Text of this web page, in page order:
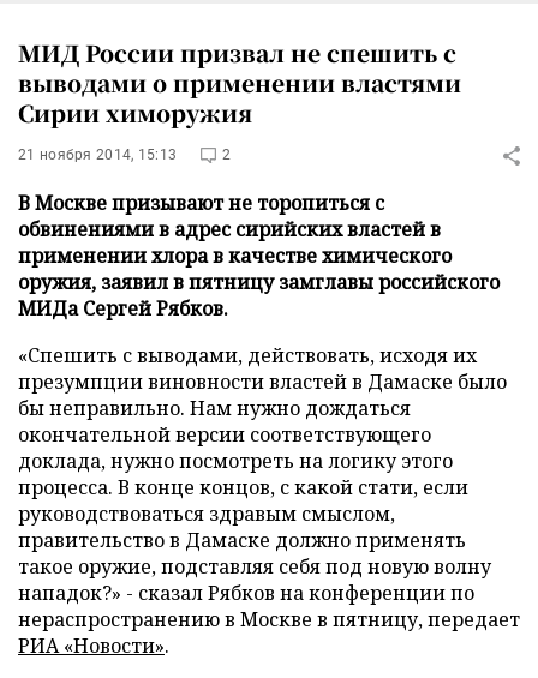
МИД России призвал не спешить с
выводами о применении властями
Сирии химоружия
21 ноября 2014, 15:13 2
В Москве призывают не торопиться с
обвинениями в адрес сирийских властей в
применении хлора в качестве химического
оружия, заявил в пятницу замглавы российского
МИДа Сергей Рябков.
«Спешить с выводами, действовать, исходя их
презумпции виновности властей в Дамаске было
бы неправильно. Нам нужно дождаться
окончательной версии соответствующего
доклада, нужно посмотреть на логику этого
процесса. В конце концов, с какой стати, если
руководствоваться здравым смыслом,
правительство в Дамаске должно применять
такое оружие, подставляя себя под новую волну
нападок?» - сказал Рябков на конференции по
нераспространению в Москве в пятницу, передает
РИА «Новости».